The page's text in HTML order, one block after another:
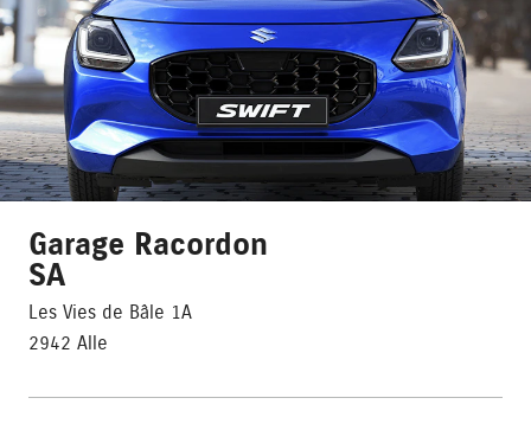
Garage Racordon
SA
Les Vies de Bâle 1A
2942 Alle